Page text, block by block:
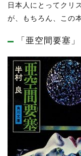
日本人にとってクリ
が、もちろん、この
「亜空間要塞